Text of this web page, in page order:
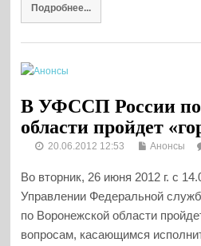
Подробнее...
В УФССП России по
области пройдет
20.06.2012 12:53 Анонсы
Во вторник, 26 июня 2012 г. с
Управлении Федеральной
по Воронежской области
вопросам, касающимся